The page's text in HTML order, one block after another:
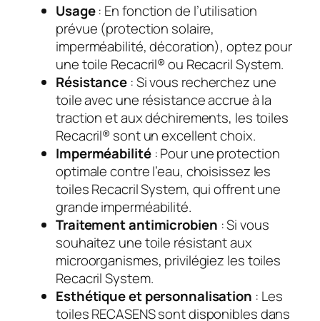
Usage: En fonction de l’utilisation
prévue (protection solaire,
imperméabilité, décoration), optez pour
une toile Recacril® ou Recacril System.
Résistance : Si vous recherchez une
toile avec une résistance accrue à la
traction et aux déchirements, les toiles
Recacril® sont un excellent choix.
Imperméabilité: Pour une protection
optimale contre l’eau, choisissez les
toiles Recacril System, qui offrent une
grande imperméabilité.
Traitement antimicrobien : Si vous
souhaitez une toile résistant aux
microorganismes, privilégiez les toiles
Recacril System.
Esthétique et personnalisation : Les
toiles RECASENS sont disponibles dans